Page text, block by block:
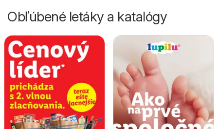
Obľúbené letáky a katalógy